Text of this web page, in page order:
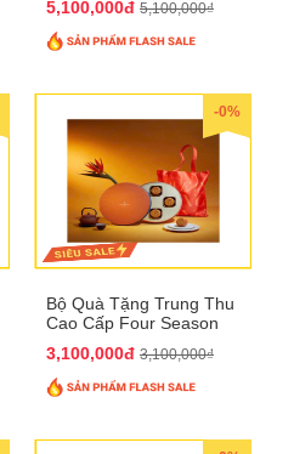
5,100,000đ 5,100,000₫
-0%
Bộ Quà Tặng Trung Thu
Cao Cấp Four Season
3,100,000đ 3,100,000₫